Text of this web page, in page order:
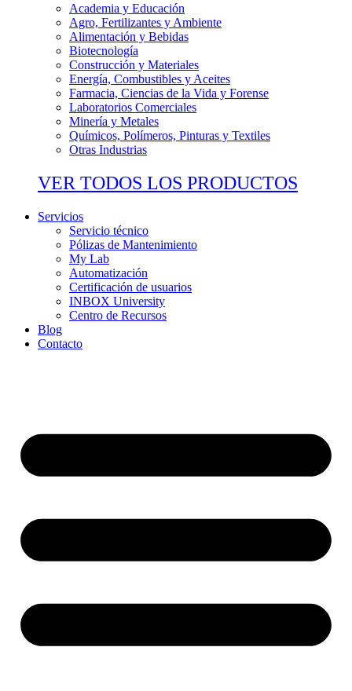
Academia y Educación
Agro, Fertilizantes y Ambiente
Alimentación y Bebidas
Biotecnología
Construcción y Materiales
Energía, Combustibles y Aceites
Farmacia, Ciencias de la Vida y Forense
Laboratorios Comerciales
Minería y Metales
Químicos, Polímeros, Pinturas y Textiles
Otras Industrias
VER TODOS LOS PRODUCTOS
Servicios
Servicio técnico
Pólizas de Mantenimiento
My Lab
Automatización
Certificación de usuarios
INBOX University
Centro de Recursos
Blog
Contacto